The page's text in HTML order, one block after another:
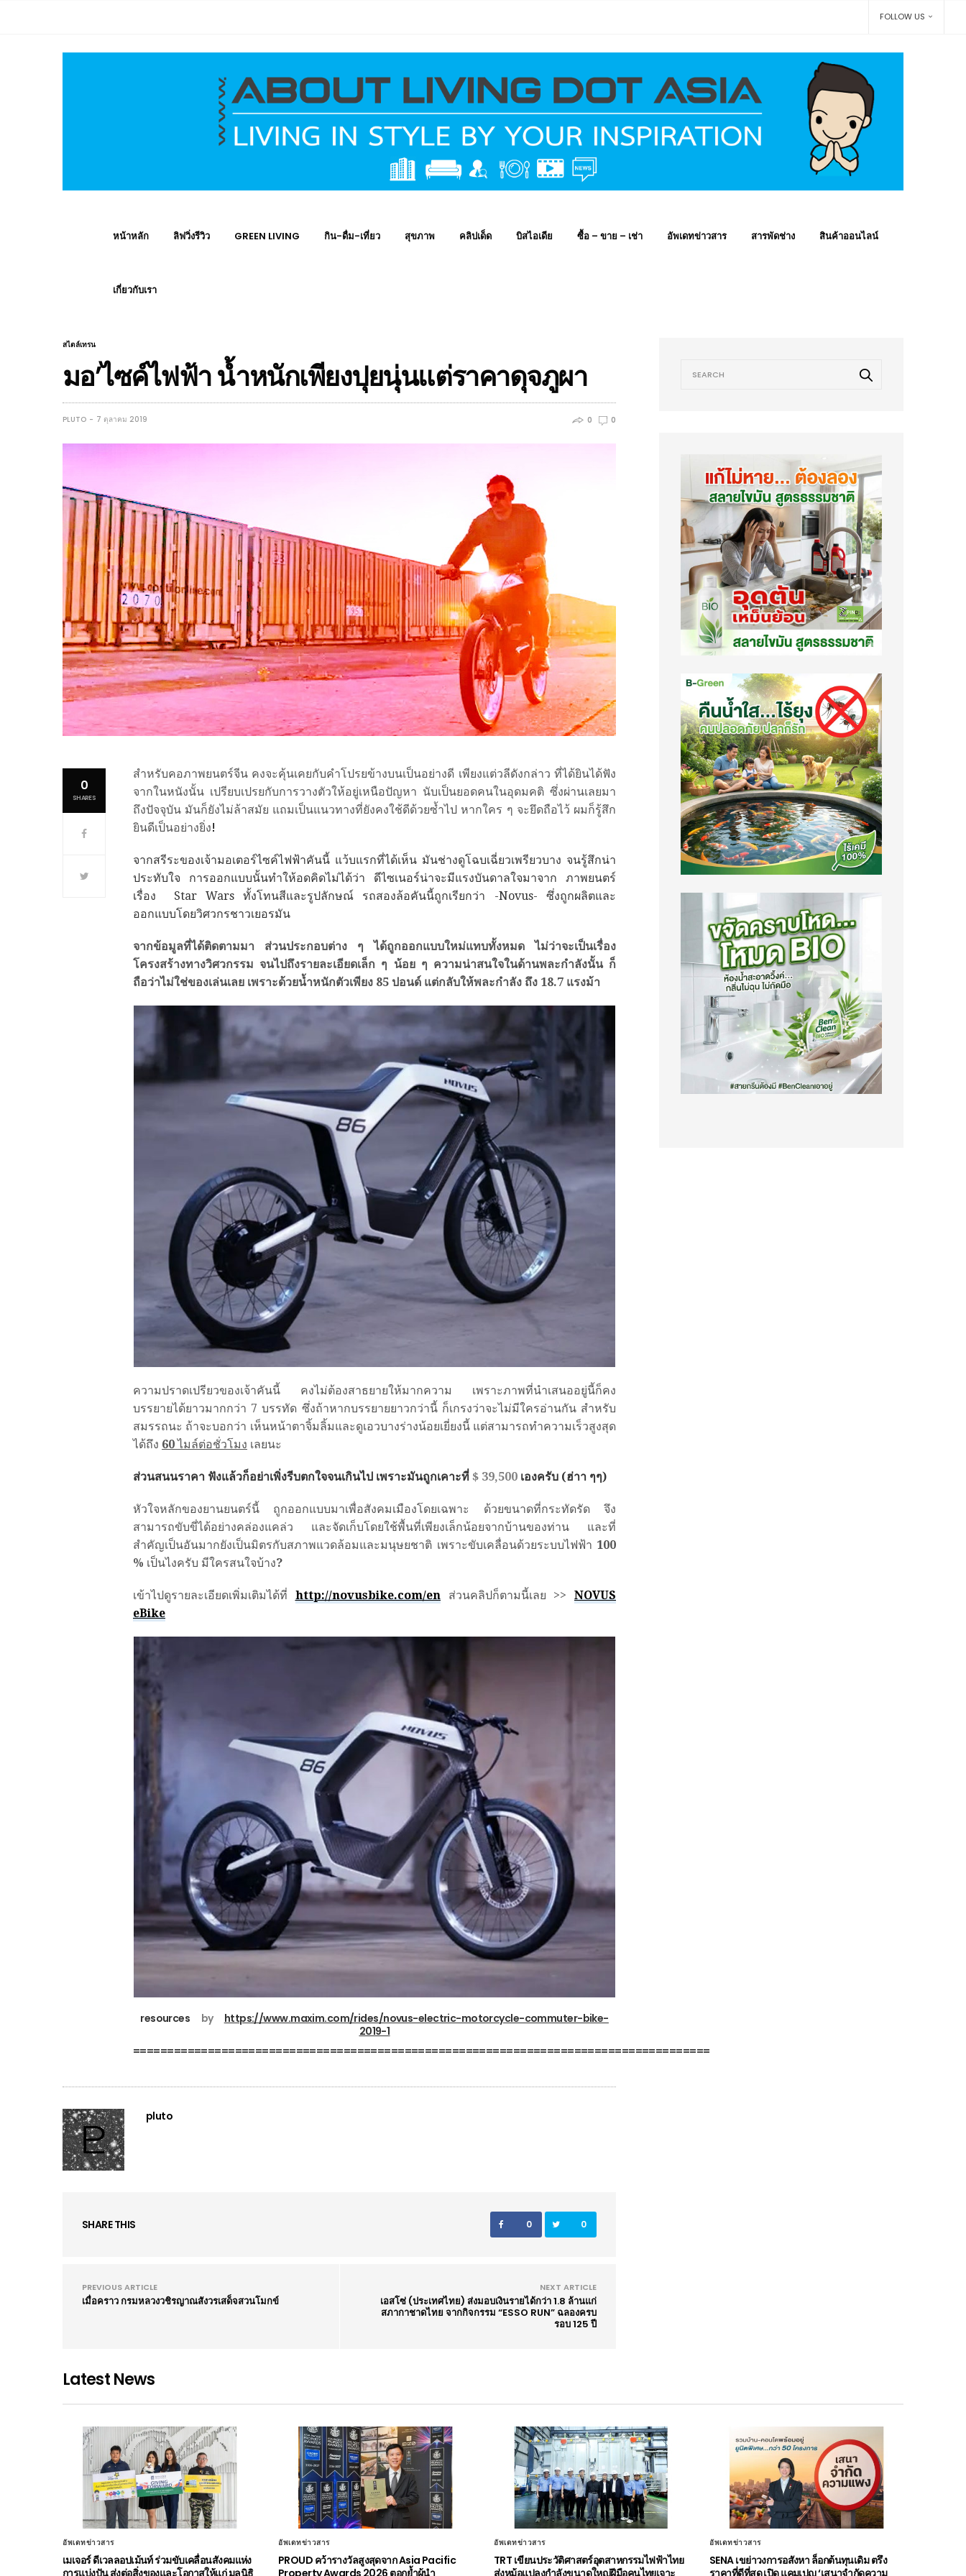
FOLLOW US
หน้าหลัก ลิฟวิ่งรีวิว GREEN LIVING กิน-ดื่ม-เที่ยว สุขภาพ คลิปเด็ด บิสไอเดีย ซื้อ – ขาย – เช่า อัพเดทข่าวสาร สารพัดช่าง สินค้าออนไลน์
เกี่ยวกับเรา
สไตล์เทรน
มอ’ไซค์ไฟฟ้า น้ำหนักเพียงปุยนุ่นแต่ราคาดุจภูผา
PLUTO 7 ตุลาคม 2019 0 0
0
SHARES
สำหรับคอภาพยนตร์จีน คงจะคุ้นเคยกับคำโปรยข้างบนเป็นอย่างดี เพียงแต่วลีดังกล่าว ที่ได้ยินได้ฟัง
จากในหนังนั้น เปรียบเปรยกับการวางตัวให้อยู่เหนือปัญหา นับเป็นยอดคนในอุดมคติ ซึ่งผ่านเลยมา
ถึงปัจจุบัน มันก็ยังไม่ล้าสมัย แถมเป็นแนวทางที่ยังคงใช้ดีด้วยซ้ำไป หากใคร ๆ จะยึดถือไว้ ผมก็รู้สึก
ยินดีเป็นอย่างยิ่ง!
จากสรีระของเจ้ามอเตอร์ไซค์ไฟฟ้าคันนี้ แว้บแรกที่ได้เห็น มันช่างดูโฉบเฉี่ยวเพรียวบาง จนรู้สึกน่า
ประทับใจ การออกแบบนั้นทำให้อดคิดไม่ได้ว่า ดีไซเนอร์น่าจะมีแรงบันดาลใจมาจาก ภาพยนตร์
เรื่อง Star Wars ทั้งโทนสีและรูปลักษณ์ รถสองล้อคันนี้ถูกเรียกว่า
-Novus- ซึ่งถูกผลิตและ
ออกแบบโดยวิศวกรชาวเยอรมัน
จากข้อมูลที่ได้ติดตามมา ส่วนประกอบต่าง ๆ ได้ถูกออกแบบใหม่แทบทั้งหมด ไม่ว่าจะเป็นเรื่อง
โครงสร้างทางวิศวกรรม จนไปถึงรายละเอียดเล็ก ๆ น้อย ๆ ความน่าสนใจในด้านพละกำลังนั้น ก็
ถือว่าไม่ใช่ของเล่นเลย เพราะด้วยน้ำหนักตัวเพียง 85 ปอนด์ แต่กลับให้พละกำลัง ถึง 18.7 แรงม้า
ความปราดเปรียวของเจ้าคันนี้ คงไม่ต้องสาธยายให้มากความ เพราะภาพที่นำเสนออยู่นี้ก็คง
บรรยายได้ยาวมากกว่า 7 บรรทัด ซึ่งถ้าหากบรรยายยาวกว่านี้ ก็เกรงว่าจะไม่มีใครอ่านกัน สำหรับ
สมรรถนะ ถ้าจะบอกว่า เห็นหน้าตาจิ้มลิ้มและดูเอวบางร่างน้อยเยี่ยงนี้ แต่สามารถทำความเร็วสูงสุด
ได้ถึง 60ไมล์ต่อชั่วโมง เลยนะ
ส่วนสนนราคา ฟังแล้วก็อย่าเพิ่งรีบตกใจจนเกินไป เพราะมันถูกเคาะที่ $ 39,500 เองครับ (ฮ่าา ๆๆ)
หัวใจหลักของยานยนตร์นี้ ถูกออกแบบมาเพื่อสังคมเมืองโดยเฉพาะ ด้วยขนาดที่กระทัดรัด จึง
สามารถขับขี่ได้อย่างคล่องแคล่ว และจัดเก็บโดยใช้พื้นที่เพียงเล็กน้อยจากบ้านของท่าน และที่
สำคัญเป็นอันมากยังเป็นมิตรกับสภาพแวดล้อมและมนุษยชาติ เพราะขับเคลื่อนด้วยระบบไฟฟ้า 100
% เป็นไงครับ มีใครสนใจบ้าง?
เข้าไปดูรายละเอียดเพิ่มเติมได้ที่ http://novusbike.com/en ส่วนคลิปก็ตามนี้เลย >> NOVUS
eBike
resources by…
https://www.maxim.com/rides/novus-electric-motorcycle-commuter-bike-
2019-1
=====================================================================================
pluto
SHARE THIS 0 0
PREVIOUS ARTICLE
เมื่อคราว กรมหลวงวชิรญาณสังวรเสด็จสวนโมกข์
NEXT ARTICLE
เอสโซ่ (ประเทศไทย) ส่งมอบเงินรายได้กว่า 1.8 ล้านแก่
สภากาชาดไทย จากกิจกรรม “ESSO RUN” ฉลองครบ
รอบ 125 ปี
Latest News
อัพเดทข่าวสาร
เมเจอร์ ดีเวลลอปเม้นท์ ร่วมขับเคลื่อนสังคมแห่ง
อัพเดทข่าวสาร
PROUD คว้ารางวัลสูงสุดจาก Asia Pacific
อัพเดทข่าวสาร
TRT เขียนประวัติศาสตร์อุตสาหกรรมไฟฟ้าไทย
อัพเดทข่าวสาร
SENA เขย่าวงการอสังหา ล็อกต้นทุนเดิม ตรึง